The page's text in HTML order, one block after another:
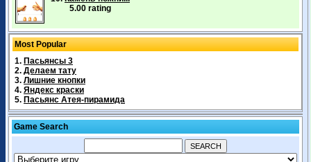
5.00 rating
Most Popular
1. Пасьянсы 3
2. Делаем тату
3. Лишние кнопки
4. Яндекс краски
5. Пасьянс Атея-пирамида
Game Search